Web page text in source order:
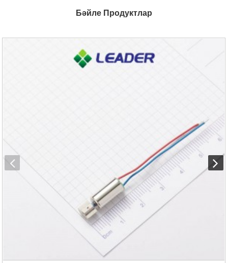
Бәйле Продуктлар